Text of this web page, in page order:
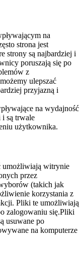
na
strona jest
strony są najbardziej i
poruszają się po
z
ulepszać
przyjazną i
na wydajność
i są trwale
użytkownika.
umożliwiają witrynie
przez
(takich jak
korzystania z
Pliki te umożliwiają
zalogowaniu się.Pliki
usuwane po
na komputerze